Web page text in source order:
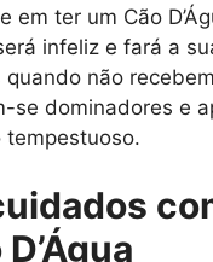
em ter um Cão
infeliz e fará a
quando não
se dominadores e